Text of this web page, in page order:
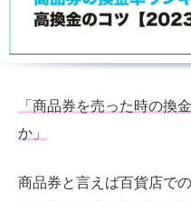
「商品券を売った時の換
か」
商品券と言えば百貨店で